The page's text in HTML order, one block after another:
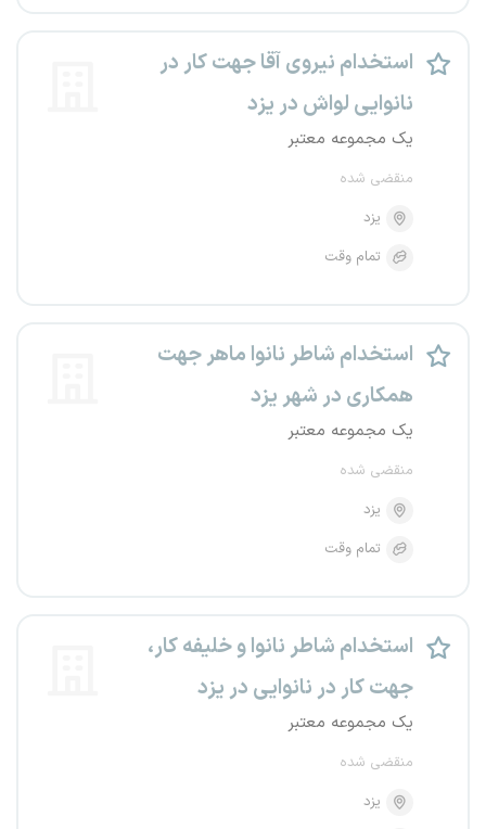
استخدام نیروی آقا جهت کار در
نانوایی لواش در یزد
یک مجموعه معتبر
منقضی شده
یزد
تمام وقت
استخدام شاطر نانوا ماهر جهت
همکاری در شهر یزد
یک مجموعه معتبر
منقضی شده
یزد
تمام وقت
استخدام شاطر نانوا و خلیفه کار،
جهت کار در نانوایی در یزد
یک مجموعه معتبر
منقضی شده
یزد